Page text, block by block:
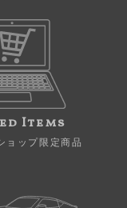
Items
ョップ限定商品